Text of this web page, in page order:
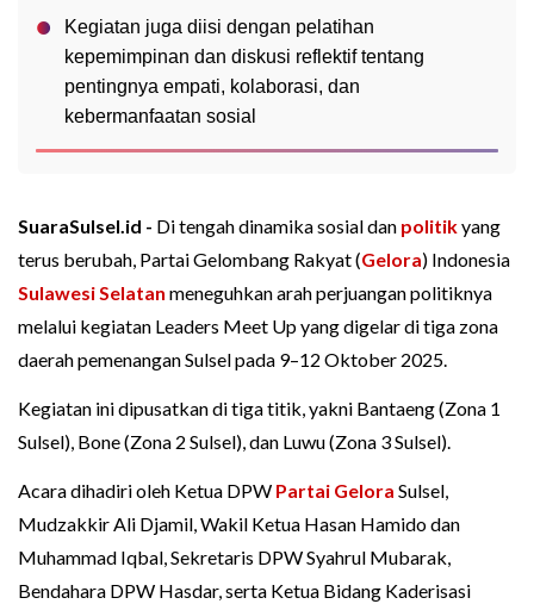
Kegiatan juga diisi dengan pelatihan
kepemimpinan dan diskusi reflektif tentang
pentingnya empati, kolaborasi, dan
kebermanfaatan sosial
SuaraSulsel.id - Di tengah dinamika sosial dan politikyang
terus berubah, Partai Gelombang Rakyat (Gelora) Indonesia
Sulawesi Selatan meneguhkan arah perjuangan politiknya
melalui kegiatan Leaders Meet Up yang digelar di tiga zona
daerah pemenangan Sulsel pada 9–12 Oktober 2025.
Kegiatan ini dipusatkan di tiga titik, yakni Bantaeng (Zona 1
Sulsel), Bone (Zona 2 Sulsel), dan Luwu (Zona 3 Sulsel).
Acara dihadiri oleh Ketua DPW Partai Gelora Sulsel,
Mudzakkir Ali Djamil, Wakil Ketua Hasan Hamido dan
Muhammad Iqbal, Sekretaris DPW Syahrul Mubarak,
Bendahara DPW Hasdar, serta Ketua Bidang Kaderisasi